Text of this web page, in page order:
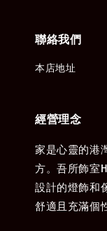
聯絡我們
本店地址
經營理念
家是心靈的港
方。吾所飾室
設計的燈飾和
舒適且充滿個